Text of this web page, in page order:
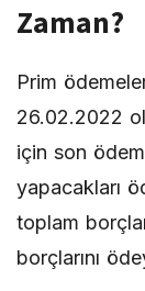
Zaman?
Prim
26.02.2022
için son
yapacakları
toplam
borçlarını